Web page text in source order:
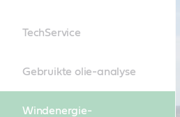
TechService
Gebruikte olie-analyse
Windenergie-